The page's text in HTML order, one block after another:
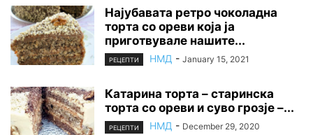
Најубавата ретро чоколадна
торта со ореви која ја
приготвувале нашите...
РЕЦЕПТИ НМД - January 15, 2021
Катарина торта – старинска
торта со ореви и суво грозје –...
РЕЦЕПТИ НМД - December 29, 2020